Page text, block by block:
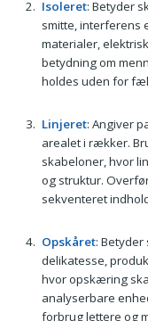
Isoleret: Betyder
smitte, interferens
materialer,
betydning om
holdes uden for
Linjeret: Angiver
arealet i rækker.
skabeloner, hvor
og struktur.
sekventeret
Opskåret: Betyder
delikatesse,
hvor opskæring
analyserbare
forbrug lettere og